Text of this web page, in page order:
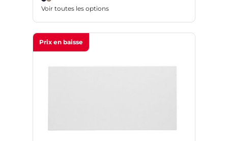
Voir toutes les options
Prix en baisse